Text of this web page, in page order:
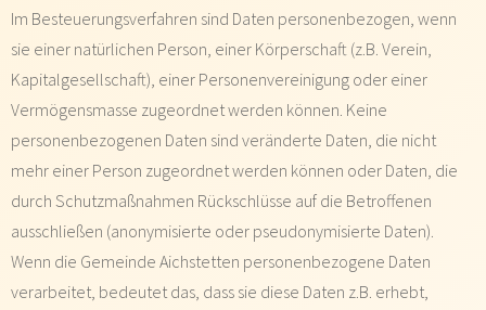
Im Besteuerungsverfahren sind Daten personenbezogen, wenn
sie einer natürlichen Person, einer Körperschaft (z.B. Verein,
Kapitalgesellschaft), einer Personenvereinigung oder einer
Vermögensmasse zugeordnet werden können. Keine
personenbezogenen Daten sind veränderte Daten, die nicht
mehr einer Person zugeordnet werden können oder Daten, die
durch Schutzmaßnahmen Rückschlüsse auf die Betroffenen
ausschließen (anonymisierte oder pseudonymisierte Daten).
Wenn die Gemeinde Aichstetten personenbezogene Daten
verarbeitet, bedeutet das, dass sie diese Daten z.B. erhebt,